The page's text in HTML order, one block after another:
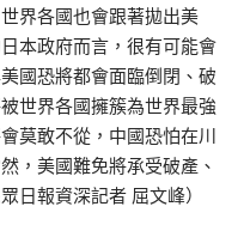
界各國也會跟著拋出美
本政府而言，很有可能會
國恐將都會面臨倒閉、破
世界各國擁簇為世界最強
莫敢不從，中國恐怕在川
，美國難免將承受破產、
日報資深記者 屈文峰）